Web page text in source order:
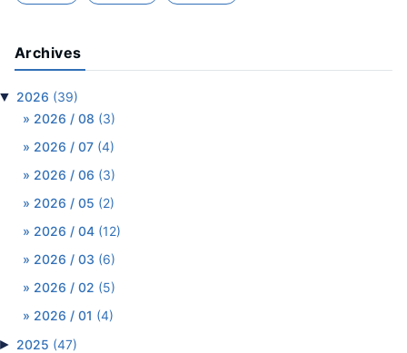
Archives
2026 (39)
2026 / 08 (3)
2026 / 07 (4)
2026 / 06 (3)
2026 / 05 (2)
2026 / 04 (12)
2026 / 03 (6)
2026 / 02 (5)
2026 / 01 (4)
2025 (47)